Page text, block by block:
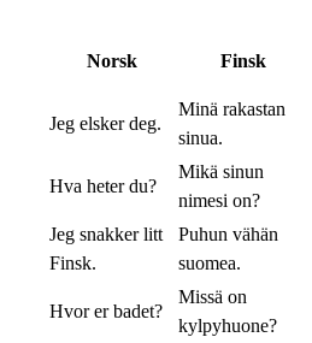
Norsk Finsk
Jeg elsker deg.
Minä rakastan
sinua.
Hva heter du?
Mikä sinun
nimesi on?
Jeg snakker litt
Finsk.
Puhun vähän
suomea.
Hvor er badet?
Missä on
kylpyhuone?